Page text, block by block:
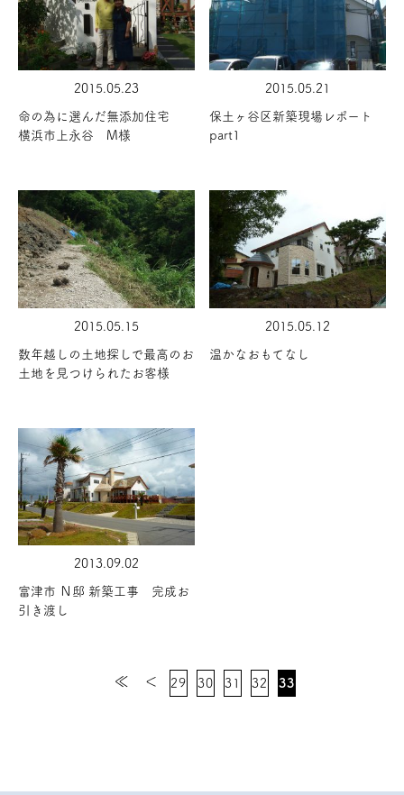
2015.05.23
命の為に選んだ無添加住宅
横浜市上永谷 M様
2015.05.21
保土ヶ谷区新築現場レポート
part1
2015.05.15
数年越しの土地探しで最高のお
土地を見つけられたお客様
2015.05.12
温かなおもてなし
2013.09.02
富津市 Ｎ邸 新築工事 完成お
引き渡し
≪ ＜ 29 30 31 32 33